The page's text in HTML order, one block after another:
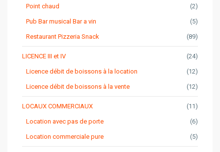
Point chaud (2)
Pub Bar musical Bar a vin (5)
Restaurant Pizzeria Snack (89)
LICENCE III et IV (24)
Licence débit de boissons à la location (12)
Licence débit de boissons à la vente (12)
LOCAUX COMMERCIAUX (11)
Location avec pas de porte (6)
Location commerciale pure (5)